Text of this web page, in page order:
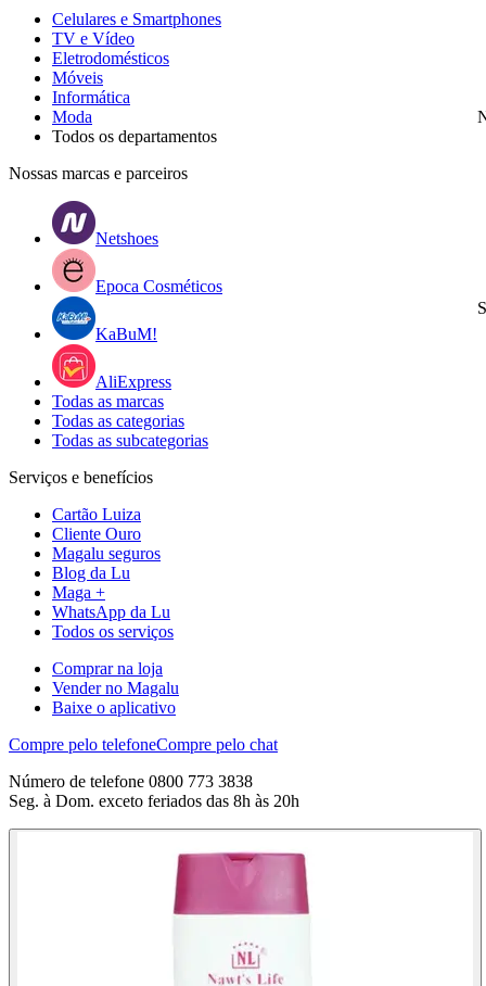
Celulares e Smartphones
TV e Vídeo
Eletrodomésticos
Móveis
Informática
Moda
Todos os departamentos
Nossas marcas e parceiros
Netshoes
Epoca Cosméticos
KaBuM!
AliExpress
Todas as marcas
Todas as categorias
Todas as subcategorias
Serviços e benefícios
Cartão Luiza
Cliente Ouro
Magalu seguros
Blog da Lu
Maga +
WhatsApp da Lu
Todos os serviços
Comprar na loja
Vender no Magalu
Baixe o aplicativo
Compre pelo telefoneCompre pelo chat
Número de telefone 0800 773 3838
Seg. à Dom. exceto feriados das 8h às 20h